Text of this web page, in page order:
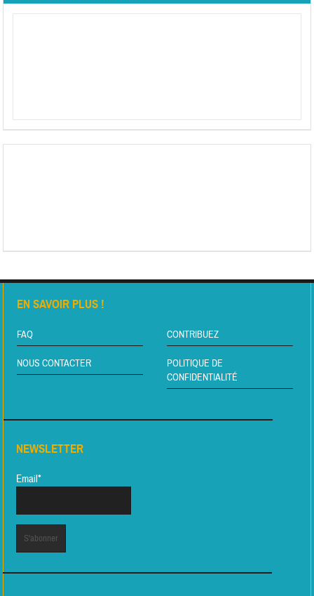
EN SAVOIR PLUS !
FAQ CONTRIBUEZ
NOUS CONTACTER
POLITIQUE DE
CONFIDENTIALITÉ
NEWSLETTER
Email*